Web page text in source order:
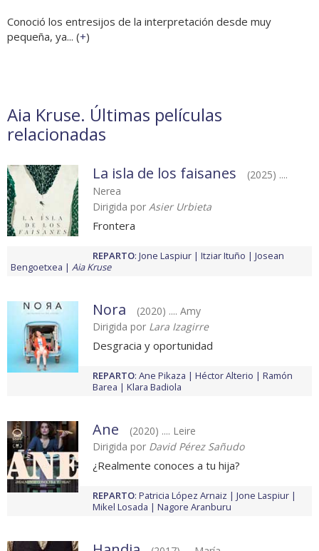
Conoció los entresijos de la interpretación desde muy
pequeña, ya... (+)
Aia Kruse. Últimas películas
relacionadas
La isla de los faisanes
(2025) ....
Nerea
Dirigida por Asier Urbieta
Frontera
REPARTO: Jone Laspiur Itziar Ituño
Josean
Bengoetxea
Aia Kruse
Nora
(2020) .... Amy
Dirigida por Lara Izagirre
Desgracia y oportunidad
REPARTO: Ane Pikaza Héctor Alterio
Ramón
Barea
Klara Badiola
Ane
(2020) .... Leire
Dirigida por David Pérez Sañudo
¿Realmente conoces a tu hija?
REPARTO: Patricia López Arnaiz
Jone Laspiur
Mikel Losada
Nagore Aranburu